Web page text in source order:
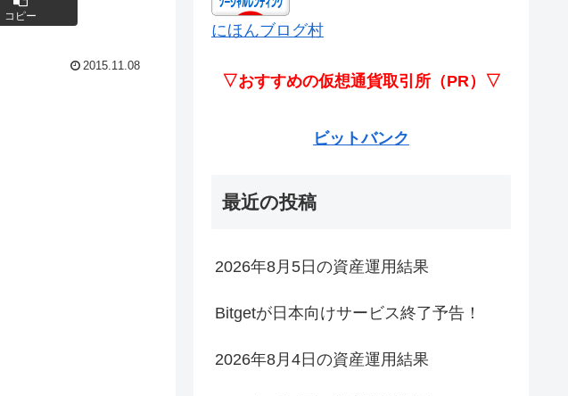
コピー
2015.11.08
にほんブログ村
▽おすすめの仮想通貨取引所（PR）▽
ビットバンク
最近の投稿
2026年8月5日の資産運用結果
Bitgetが日本向けサービス終了予告！
2026年8月4日の資産運用結果